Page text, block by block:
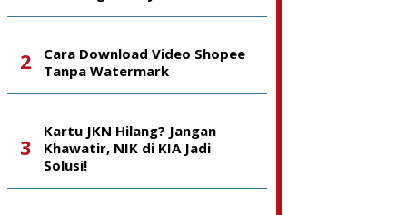
Cara Download Video Shopee
Tanpa Watermark
Kartu JKN Hilang? Jangan
Khawatir, NIK di KIA Jadi
Solusi!